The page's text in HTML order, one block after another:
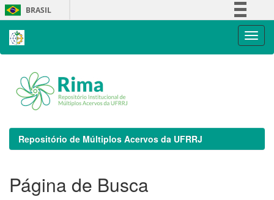
Skip
navigation
BRASIL
Repositório de Múltiplos Acervos da UFRRJ
Página de Busca